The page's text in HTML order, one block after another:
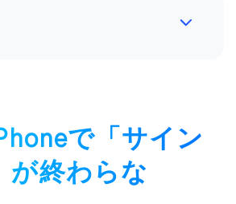
で「サイン
が終わらな